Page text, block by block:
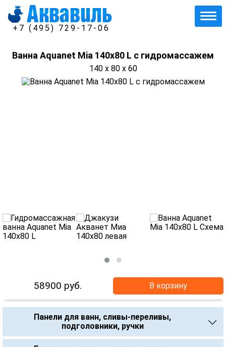
+7 (495) 729-17-06
Ванна Aquanet Mia 140x80 L с гидромассажем
140 x 80 x 60
58900 руб. В корзину
Панели для ванн, сливы-переливы,
подголовники, ручки